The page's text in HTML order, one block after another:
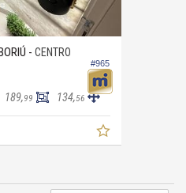
#965
- CENTRO
189,99 134,56